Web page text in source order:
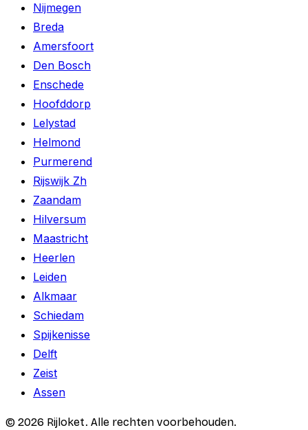
Nijmegen
Breda
Amersfoort
Den Bosch
Enschede
Hoofddorp
Lelystad
Helmond
Purmerend
Rijswijk Zh
Zaandam
Hilversum
Maastricht
Heerlen
Leiden
Alkmaar
Schiedam
Spijkenisse
Delft
Zeist
Assen
© 2026 Rijloket. Alle rechten voorbehouden.